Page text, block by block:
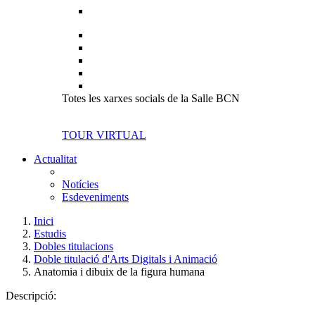
Totes les xarxes socials de la Salle BCN
TOUR VIRTUAL
Actualitat
Notícies
Esdeveniments
Inici
Estudis
Dobles titulacions
Doble titulació d'Arts Digitals i Animació
Anatomia i dibuix de la figura humana
Descripció: